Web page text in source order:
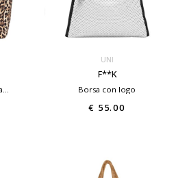
Borsa con stampa animalier
UNI
F**K
Borsa con logo
€ 55.00